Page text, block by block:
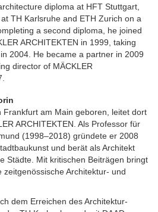
diploma at HFT Stuttgart,
TH Karlsruhe and ETH Zurich on a
a second diploma, he joined
ARCHITEKTEN in 1999, taking
2004. He became a partner in 2009
director of MÄCKLER
Frankfurt am Main geboren, leitet dort
ARCHITEKTEN. Als Professor für
(1998–2018) gründete er 2008
und berät als Architekt
Städte. Mit kritischen Beiträgen bringt
Architektur- und
dem Erreichen des Architektur-